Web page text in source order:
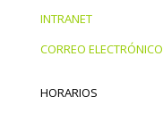
INTRANET
CORREO ELECTRÓNICO
HORARIOS